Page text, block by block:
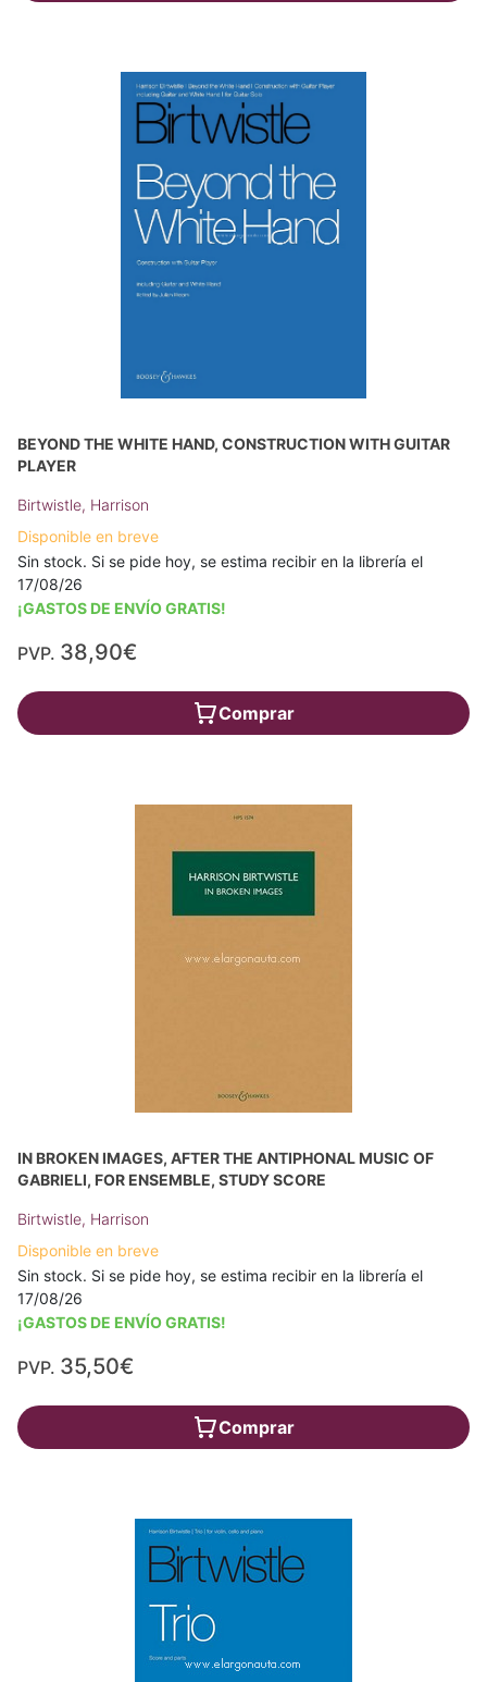
BEYOND THE WHITE HAND, CONSTRUCTION WITH GUITAR
PLAYER
Birtwistle, Harrison
Disponible en breve
Sin stock. Si se pide hoy, se estima recibir en la librería el
17/08/26
¡GASTOS DE ENVÍO GRATIS!
PVP. 38,90€
Comprar
IN BROKEN IMAGES, AFTER THE ANTIPHONAL MUSIC OF
GABRIELI, FOR ENSEMBLE, STUDY SCORE
Birtwistle, Harrison
Disponible en breve
Sin stock. Si se pide hoy, se estima recibir en la librería el
17/08/26
¡GASTOS DE ENVÍO GRATIS!
PVP. 35,50€
Comprar